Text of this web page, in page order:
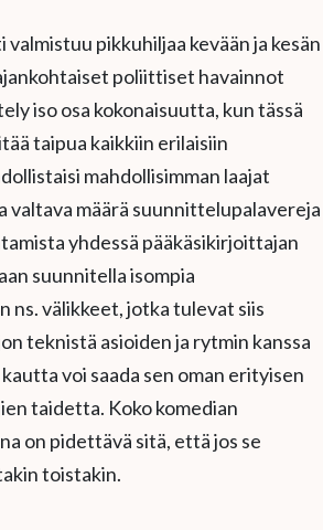
pikkuhiljaa kevään ja kesän
poliittiset havainnot
iso osa kokonaisuutta, kun tässä
taipua kaikkiin erilaisiin
mahdollisimman laajat
määrä suunnittelupalavereja
yhdessä pääkäsikirjoittajan
suunnitella isompia
ns. välikkeet, jotka tulevat siis
teknistä asioiden ja rytmin kanssa
voi saada sen oman erityisen
taidetta. Koko komedian
on pidettävä sitä, että jos se
toistakin.